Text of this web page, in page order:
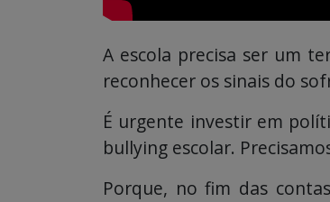
A escola precisa ser um
reconhecer os sinais do
É urgente investir em
bullying escolar.
Porque, no fim das